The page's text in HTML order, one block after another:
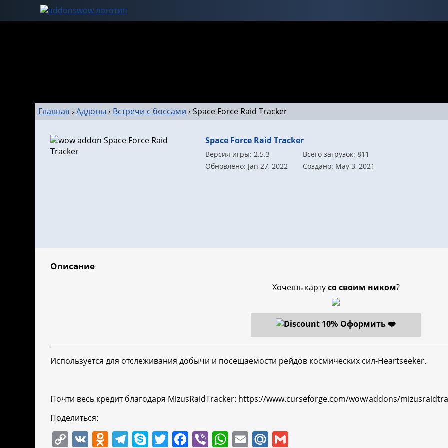
Главная › Аддоны › Встречи с боссами › Space Force Raid Tracker
Space Force Raid Tracker
Версия игры: 2.5.3
Всего загрузок: 811
Обновлено: Jan 27, 2022
Создано: May 3, 2021
Описание
Хочешь картусо своим ником?
Оформить ❤️
Используется для отслеживания добычи и посещаемости рейдов космических сил-Heartseeker.
Почти весь кредит благодаря MizusRaidTracker: https://www.curseforge.com/wow/addons/
Поделиться:
C V O T S T F Vi W E M